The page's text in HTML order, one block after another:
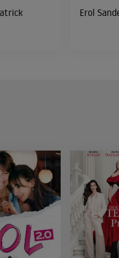
Erol